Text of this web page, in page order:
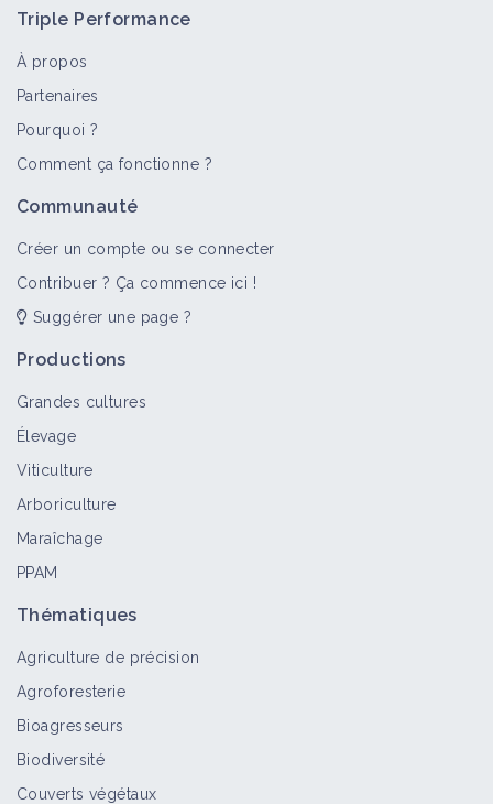
Triple Performance
À propos
Partenaires
Pourquoi ?
Comment ça fonctionne ?
Communauté
Créer un compte ou se connecter
Contribuer ? Ça commence ici !
Suggérer une page ?
Productions
Grandes cultures
Élevage
Viticulture
Arboriculture
Maraîchage
PPAM
Thématiques
Agriculture de précision
Agroforesterie
Bioagresseurs
Biodiversité
Couverts végétaux